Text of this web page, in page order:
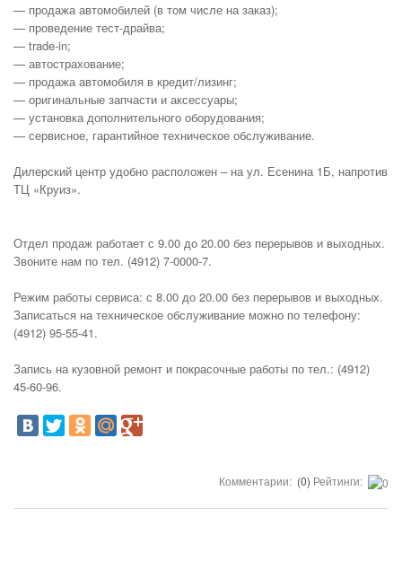
— продажа автомобилей (в том числе на заказ);
— проведение тест-драйва;
— trade-in;
— автострахование;
— продажа автомобиля в кредит/лизинг;
— оригинальные запчасти и аксессуары;
— установка дополнительного оборудования;
— сервисное, гарантийное техническое обслуживание.
Дилерский центр удобно расположен – на ул. Есенина 1Б, напротив
ТЦ «Круиз».
Отдел продаж работает с 9.00 до 20.00 без перерывов и выходных.
Звоните нам по тел. (4912) 7-0000-7.
Режим работы сервиса: с 8.00 до 20.00 без перерывов и выходных.
Записаться на техническое обслуживание можно по телефону:
(4912) 95-55-41.
Запись на кузовной ремонт и покрасочные работы по тел.: (4912)
45-60-96.
Комментарии: (0) Рейтинги: